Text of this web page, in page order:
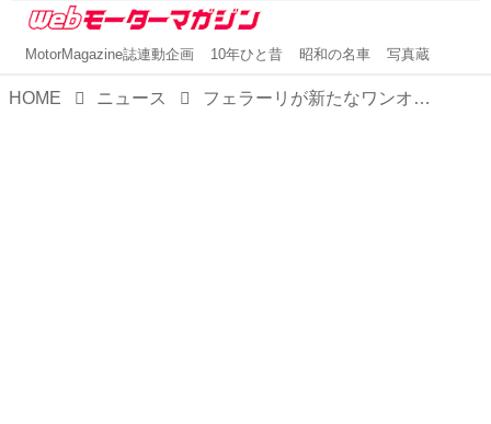
MotorMagazine誌連動企画 10年ひと昔 昭和の名車 写真蔵
HOME ニュース フェラーリが新たなワンオフモデル「HC25」を発表。F8スパイダーがベースのピュアなロードスター